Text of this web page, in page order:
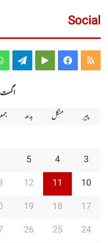
Social
RSS
Facebook
Google
اگست
پیر
منگل بدھ
3
4
5
10
11
12
17
18
19
24
25
26